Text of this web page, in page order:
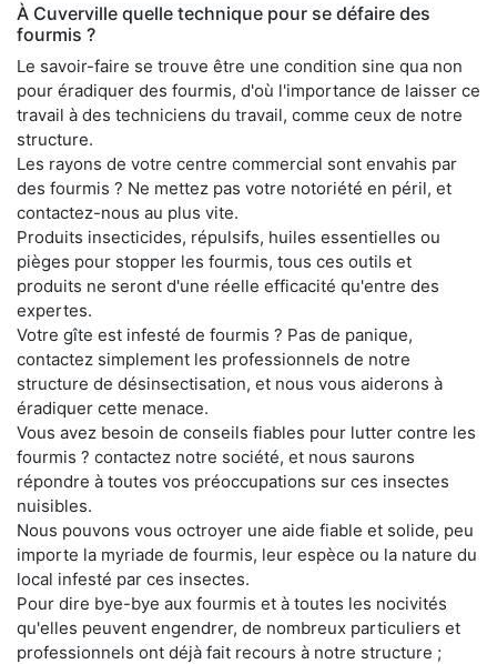
À Cuverville quelle technique pour se défaire des
fourmis ?
Le savoir-faire se trouve être une condition sine qua non
pour éradiquer des fourmis, d'où l'importance de laisser ce
travail à des techniciens du travail, comme ceux de notre
structure.
Les rayons de votre centre commercial sont envahis par
des fourmis ? Ne mettez pas votre notoriété en péril, et
contactez-nous au plus vite.
Produits insecticides, répulsifs, huiles essentielles ou
pièges pour stopper les fourmis, tous ces outils et
produits ne seront d'une réelle efficacité qu'entre des
expertes.
Votre gîte est infesté de fourmis ? Pas de panique,
contactez simplement les professionnels de notre
structure de désinsectisation, et nous vous aiderons à
éradiquer cette menace.
Vous avez besoin de conseils fiables pour lutter contre les
fourmis ? contactez notre société, et nous saurons
répondre à toutes vos préoccupations sur ces insectes
nuisibles.
Nous pouvons vous octroyer une aide fiable et solide, peu
importe la myriade de fourmis, leur espèce ou la nature du
local infesté par ces insectes.
Pour dire bye-bye aux fourmis et à toutes les nocivités
qu'elles peuvent engendrer, de nombreux particuliers et
professionnels ont déjà fait recours à notre structure ;